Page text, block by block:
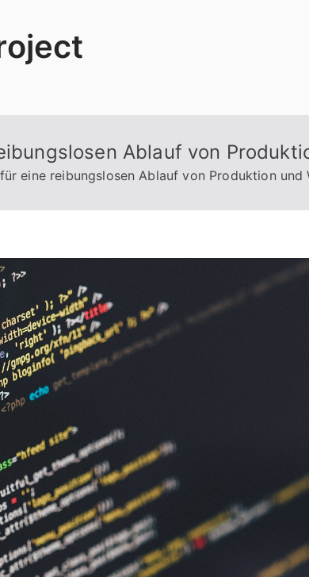
Ablauf von
eine reibungslosen Ablauf von Produktion und